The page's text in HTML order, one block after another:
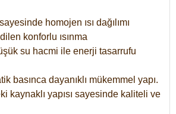
homojen ısı dağılımı
konforlu ısınma
su hacmi ile enerji tasarrufu
basınca dayanıklı mükemmel yapı.
kaynaklı yapısı sayesinde kaliteli ve